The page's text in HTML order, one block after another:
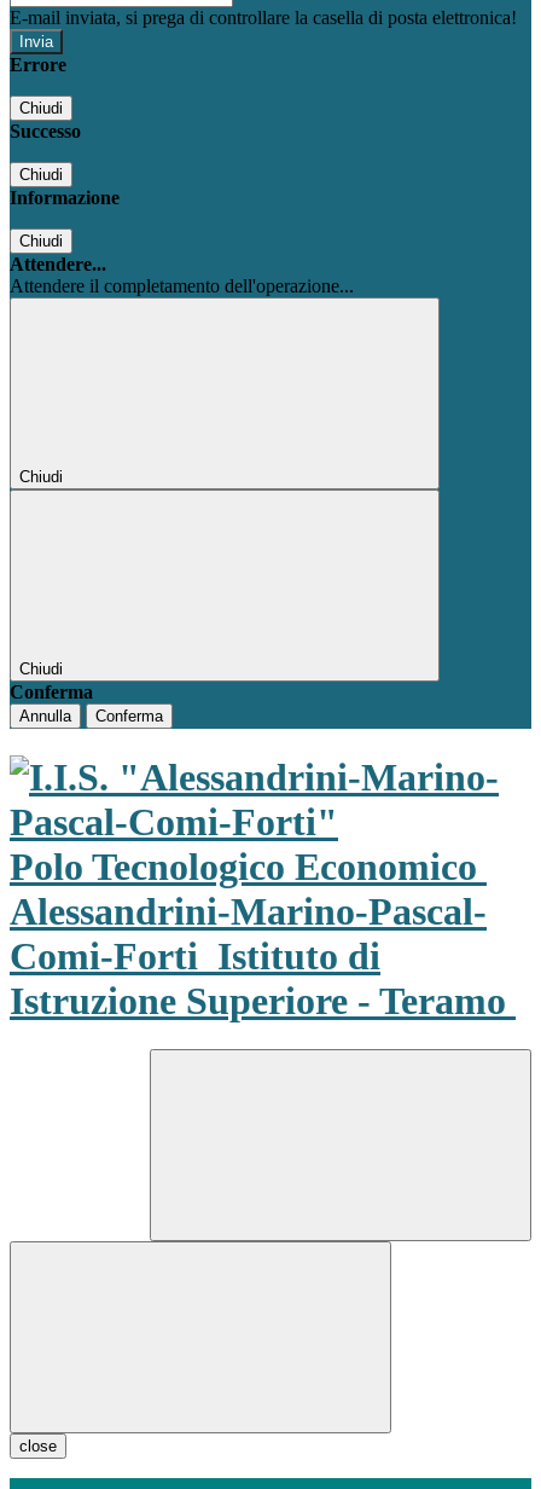
E-mail inviata, si prega di controllare la casella di posta elettronica!
Errore
Chiudi
Successo
Chiudi
Informazione
Chiudi
Attendere...
Attendere il completamento dell'operazione...
Chiudi
Chiudi
Conferma
Annulla Conferma
Polo Tecnologico Economico
Alessandrini-Marino-Pascal-
Comi-Forti Istituto di
Istruzione Superiore - Teramo
close